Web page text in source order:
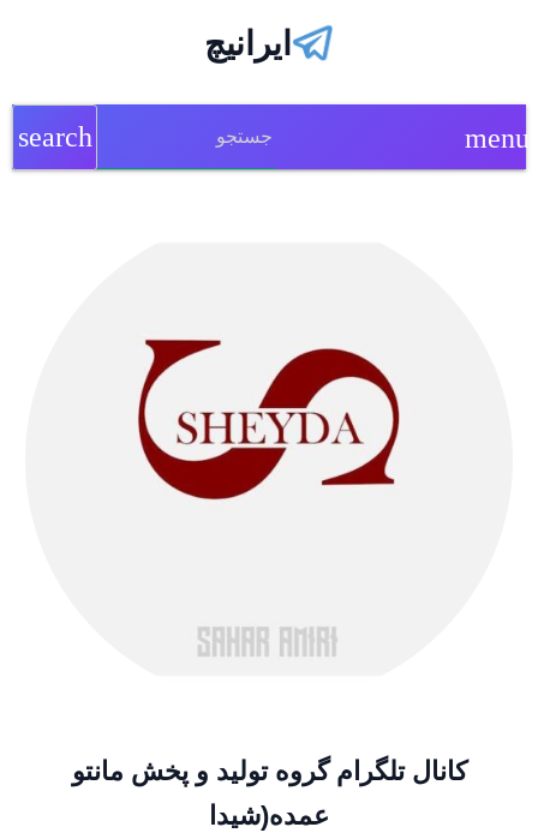
ایرانیچ
menu
search
کانال تلگرام گروه تولید و پخش مانتو
عمده(شیدا